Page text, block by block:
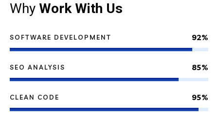
Why Work With Us
SOFTWARE DEVELOPMENT 92%
SEO ANALYSIS 85%
CLEAN CODE 95%